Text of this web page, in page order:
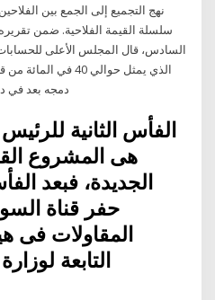
نهج التجميع إلى الجمع بين
سلسلة القيمة الفلاحية. ضمن
السادس، قال المجلس الأعلى
الذي يمثل حوالي 40
دمجه بعد في
الفأس الثانية
هى المشروع
الجديدة، فبعد
حفر قناة
المقاولات فى
التابعة